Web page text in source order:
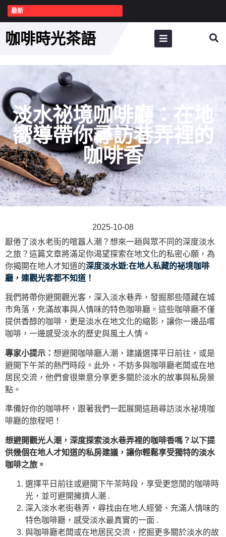
最新
咖啡時光茶語
淡水祕境咖啡廳：在地
嚮導帶你尋訪巷弄裡的
咖啡香
2025-10-08
厭倦了淡水老街的喧囂人潮？想來一趟與眾不同的深度淡水
之旅？這篇文章將滿足你渴望探索在地文化的私密心願，為
你揭開在地人才知道的深度淡水遊:在地人私藏的祕境咖啡
廳，連觀光客都不知道！
我們將帶你避開觀光客，深入淡水巷弄，發掘那些隱藏在城
市角落，充滿故事與人情味的特色咖啡廳。這些咖啡廳不僅
提供香醇的咖啡，更是淡水在地文化的縮影，讓你一邊品嚐
咖啡，一邊感受淡水的歷史與風土人情。
專家小提示： 想避開咖啡廳人潮，建議選擇平日前往，或是
避開下午茶的熱門時段。此外，不妨多與咖啡廳老闆或在地
居民交流，他們會很樂意分享更多關於淡水的故事與私房景
點。
準備好你的咖啡杯，跟著我們一起展開這趟尋訪淡水祕境咖
啡廳的旅程吧！
想避開觀光人潮，深度探索淡水巷弄裡的咖啡香嗎？以下提
供幾個在地人才知道的私房建議，讓你輕鬆享受獨特的淡水
咖啡之旅。
選擇平日前往或避開下午茶時段，享受更悠閒的咖啡時
光，並可避開擁擠人潮 .
深入淡水老街巷弄，尋找由在地人經營、充滿人情味的
特色咖啡廳，感受淡水最真實的一面 .
與咖啡廳老闆或在地居民交流，挖掘更多關於淡水的故